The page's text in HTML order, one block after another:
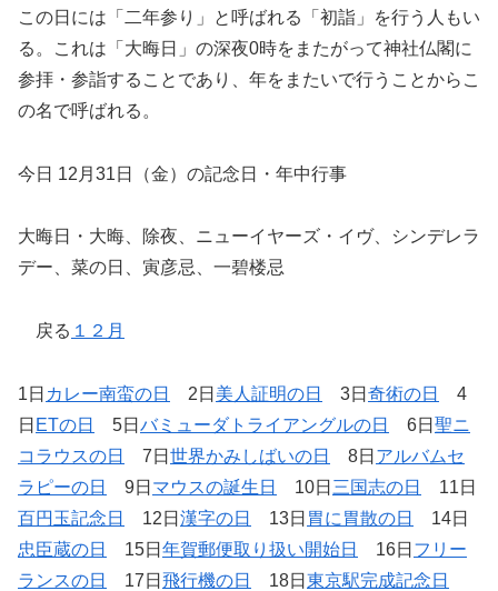
この日には「二年参り」と呼ばれる「初詣」を行う人もい
る。これは「大晦日」の深夜0時をまたがって神社仏閣に
参拝・参詣することであり、年をまたいで行うことからこ
の名で呼ばれる。
今日 12月31日（金）の記念日・年中行事
大晦日・大晦、除夜、ニューイヤーズ・イヴ、シンデレラ
デー、菜の日、寅彦忌、一碧楼忌
戻る １２月
1日 カレー南蛮の日 2日 美人証明の日 3日 奇術の日
4
日 ETの日 5日 バミューダトライアングルの日 6日 聖ニ
コラウスの日
7日 世界かみしばいの日 8日 アルバムセ
ラピーの日
9日 マウスの誕生日 10日 三国志の日
11日
百円玉記念日
12日 漢字の日 13日 胃に胃散の日
14日
忠臣蔵の日
15日 年賀郵便取り扱い開始日 16日 フリー
ランスの日
17日 飛行機の日 18日 東京駅完成記念日